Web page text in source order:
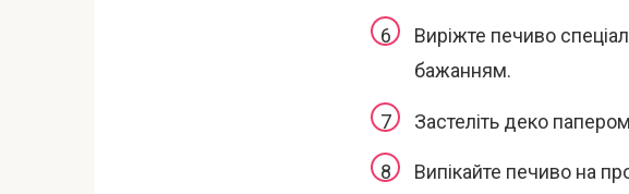
Виріжте печиво
бажанням.
Застеліть деко
Випікайте печиво на